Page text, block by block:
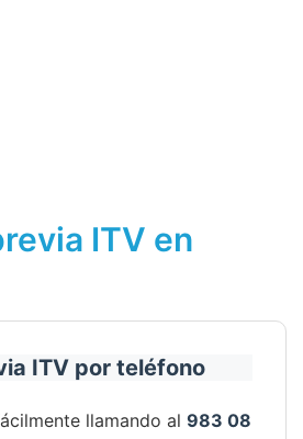
ITV en
ITV por teléfono
llamando al 983 08